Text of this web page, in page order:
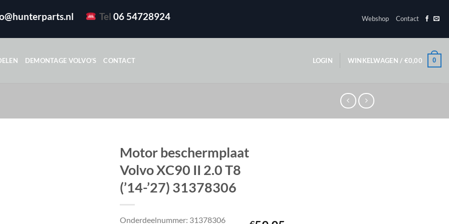
Tel 06 54728924 Webshop Contact
DEMONTAGE VOLVO’S CONTACT LOGIN WINKELWAGEN / €0,00 0
Motor beschermplaat
Volvo XC90 II 2.0 T8
(’14-’27) 31378306
Onderdeelnummer: 31378306